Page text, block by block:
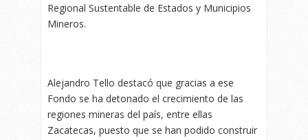
Regional Sustentable de Estados y Municipios
Mineros.
Alejandro Tello destacó que gracias a ese
Fondo se ha detonado el crecimiento de las
regiones mineras del país, entre ellas
Zacatecas, puesto que se han podido construir